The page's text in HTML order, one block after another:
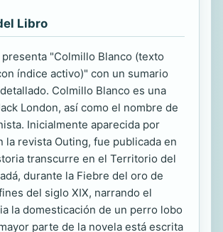
Libro
"Colmillo Blanco (texto
índice activo)" con un sumario
Colmillo Blanco es una
London, así como el nombre de
Inicialmente aparecida por
la revista Outing, fue publicada en
transcurre en el Territorio del
durante la Fiebre del oro de
del siglo XIX, narrando el
la domesticación de un perro lobo
parte de la novela está escrita